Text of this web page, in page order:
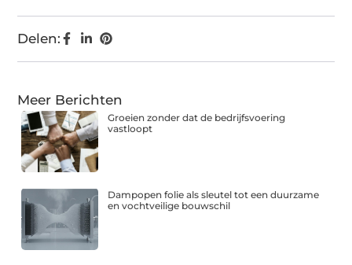
Delen:
Meer Berichten
Groeien zonder dat de bedrijfsvoering
vastloopt
Dampopen folie als sleutel tot een duurzame
en vochtveilige bouwschil